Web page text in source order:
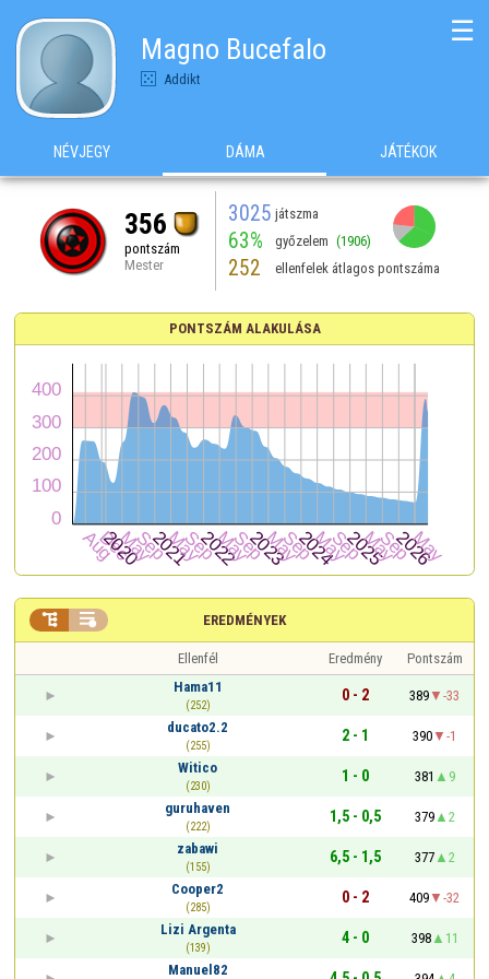
Magno Bucefalo
Addikt
☰
NÉVJEGY DÁMA JÁTÉKOK
356
pontszám
Mester
3025 játszma
63% győzelem (1906)
252 ellenfelek átlagos pontszáma
PONTSZÁM ALAKULÁSA
EREDMÉNYEK
 
Ellenfél Eredmény
Pontszám
Hama11
(252)
0 - 2 389
-33
ducato2.2
(255)
2 - 1 390
-1
Witico
(230)
1 - 0 381
9
guruhaven
(222)
1,5 - 0,5 379
2
zabawi
(155)
6,5 - 1,5 377
2
Cooper2
(285)
0 - 2 409
-32
Lizi Argenta
(139)
4 - 0 398
11
Manuel82